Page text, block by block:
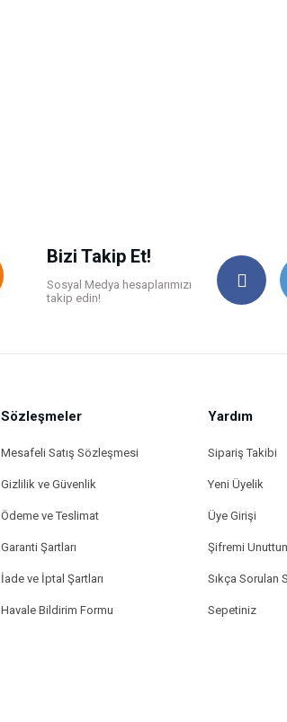
Bizi Takip Et!
Sosyal Medya hesaplarımızı
takip edin!
Sözleşmeler
Mesafeli Satış Sözleşmesi
Gizlilik ve Güvenlik
Ödeme ve Teslimat
Garanti Şartları
İade ve İptal Şartları
Havale Bildirim Formu
Yardım
Sipariş Takibi
Yeni Üyelik
Üye Girişi
Şifremi
Sıkça Sorulan
Sepetiniz